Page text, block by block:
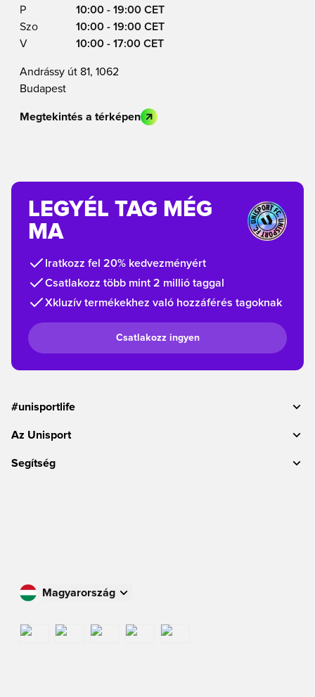
P
10:00 - 19:00 CET
Szo
10:00 - 19:00 CET
V
10:00 - 17:00 CET
Andrássy út 81, 1062
Budapest
Megtekintés a térképen
LEGYÉL TAG MÉG
MA
Iratkozz fel 20% kedvezményért
Csatlakozz több mint 2 millió taggal
Xkluzív termékekhez való hozzáférés tagoknak
Csatlakozz ingyen
#unisportlife
Az Unisport
Segítség
Magyarország